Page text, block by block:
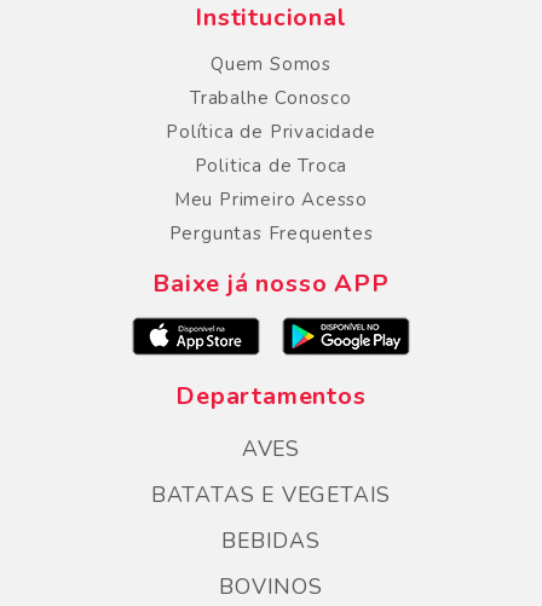
Institucional
Quem Somos
Trabalhe Conosco
Política de Privacidade
Politica de Troca
Meu Primeiro Acesso
Perguntas Frequentes
Baixe já nosso APP
Departamentos
AVES
BATATAS E VEGETAIS
BEBIDAS
BOVINOS